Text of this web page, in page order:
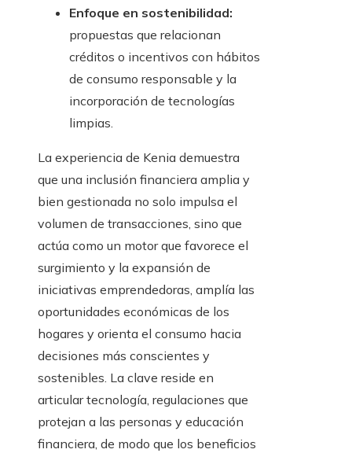
Enfoque en sostenibilidad:
propuestas que relacionan
créditos o incentivos con hábitos
de consumo responsable y la
incorporación de tecnologías
limpias.
La experiencia de Kenia demuestra
que una inclusión financiera amplia y
bien gestionada no solo impulsa el
volumen de transacciones, sino que
actúa como un motor que favorece el
surgimiento y la expansión de
iniciativas emprendedoras, amplía las
oportunidades económicas de los
hogares y orienta el consumo hacia
decisiones más conscientes y
sostenibles. La clave reside en
articular tecnología, regulaciones que
protejan a las personas y educación
financiera, de modo que los beneficios